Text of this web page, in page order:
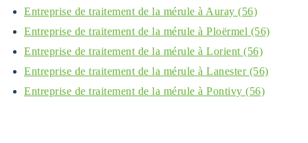
Entreprise de traitement de la mérule à Auray (56)
Entreprise de traitement de la mérule à Ploërmel (56)
Entreprise de traitement de la mérule à Lorient (56)
Entreprise de traitement de la mérule à Lanester (56)
Entreprise de traitement de la mérule à Pontivy (56)